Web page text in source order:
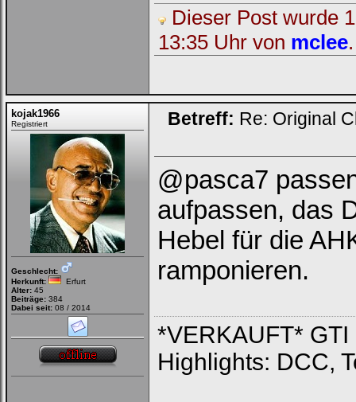
Dieser Post wurde
13:35 Uhr von mclee.
kojak1966
Registriert
Geschlecht:
Herkunft:
Erfurt
Alter: 45
Beiträge: 384
Dabei seit: 08 / 2014
Betreff: Re: Original
@pasca7
aufpassen, das
Hebel für die
ramponieren.
*VERKAUFT*
Highlights: DCC,